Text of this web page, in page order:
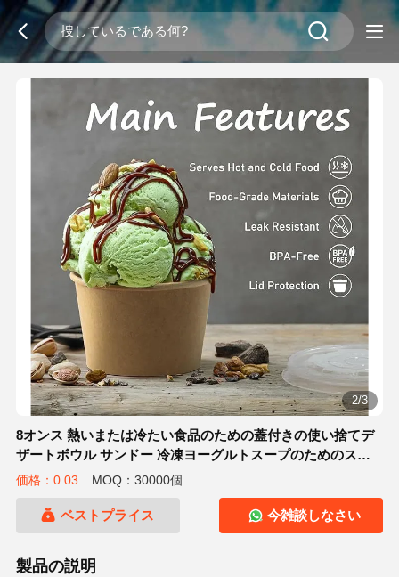
2/3
8オンス 熱いまたは冷たい食品のための蓋付きの使い捨てデ
ザートボウル サンドー 冷凍ヨーグルトスープのためのスナ
ック紙容器
価格：0.03 MOQ：30000個
ベストプライス 今雑談しなさい
製品の説明